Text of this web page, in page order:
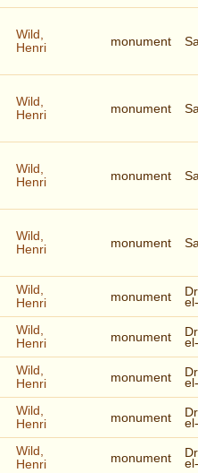
Wild,
Henri
monument
Wild,
Henri
monument
Wild,
Henri
monument
Wild,
Henri
monument
Wild,
Henri
monument
Wild,
Henri
monument
Wild,
Henri
monument
Wild,
Henri
monument
Wild,
Henri
monument